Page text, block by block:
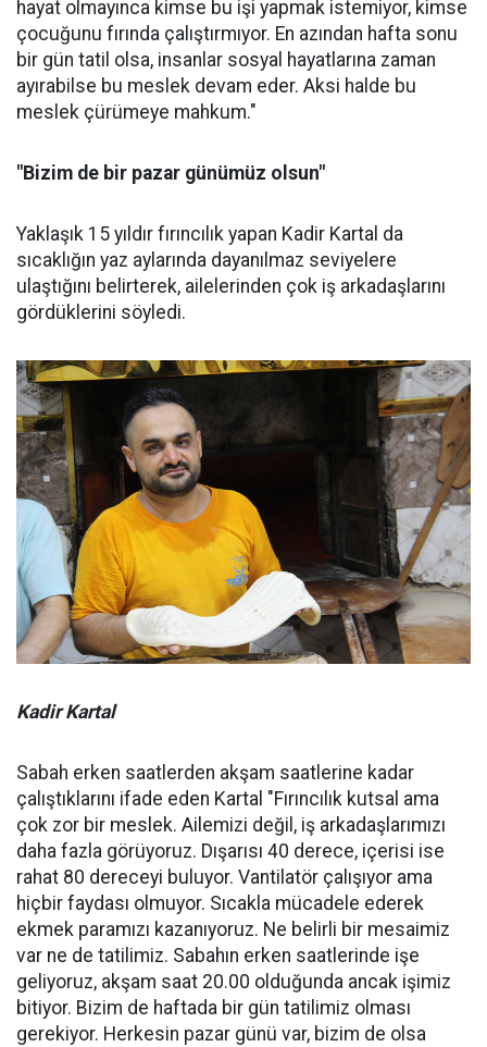
hayat olmayınca kimse bu işi yapmak istemiyor, kimse
çocuğunu fırında çalıştırmıyor. En azından hafta sonu
bir gün tatil olsa, insanlar sosyal hayatlarına zaman
ayırabilse bu meslek devam eder. Aksi halde bu
meslek çürümeye mahkum."
"Bizim de bir pazar günümüz olsun"
Yaklaşık 15 yıldır fırıncılık yapan Kadir Kartal da
sıcaklığın yaz aylarında dayanılmaz seviyelere
ulaştığını belirterek, ailelerinden çok iş arkadaşlarını
gördüklerini söyledi.
Kadir Kartal
Sabah erken saatlerden akşam saatlerine kadar
çalıştıklarını ifade eden Kartal "Fırıncılık kutsal ama
çok zor bir meslek. Ailemizi değil, iş arkadaşlarımızı
daha fazla görüyoruz. Dışarısı 40 derece, içerisi ise
rahat 80 dereceyi buluyor. Vantilatör çalışıyor ama
hiçbir faydası olmuyor. Sıcakla mücadele ederek
ekmek paramızı kazanıyoruz. Ne belirli bir mesaimiz
var ne de tatilimiz. Sabahın erken saatlerinde işe
geliyoruz, akşam saat 20.00 olduğunda ancak işimiz
bitiyor. Bizim de haftada bir gün tatilimiz olması
gerekiyor. Herkesin pazar günü var, bizim de olsa